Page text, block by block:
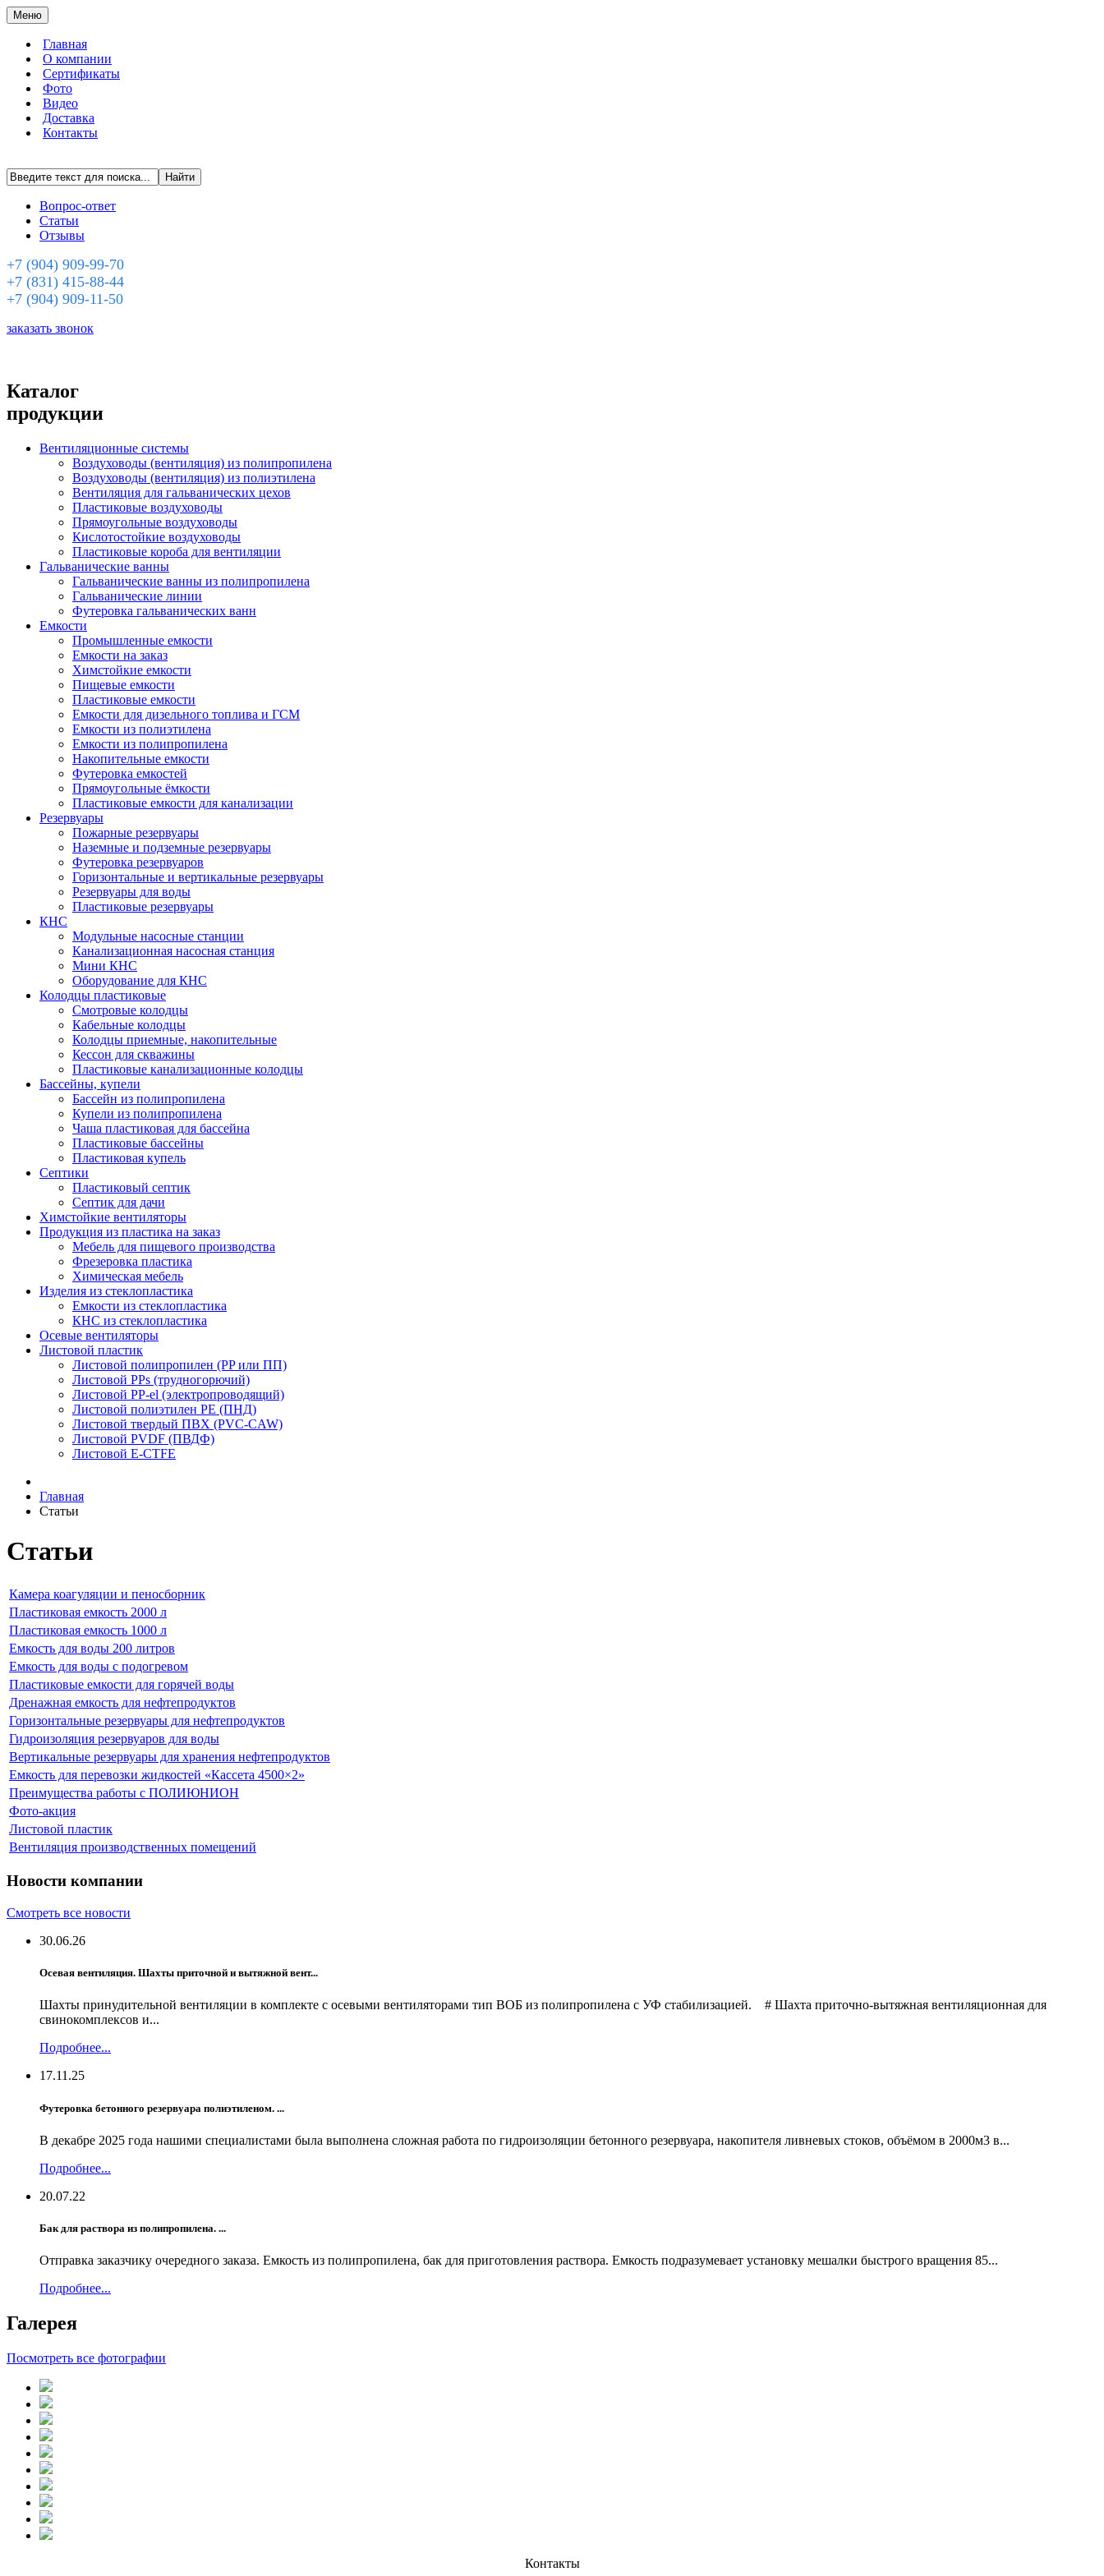
Меню
Главная
О компании
Сертификаты
Фото
Видео
Доставка
Контакты
Вопрос-ответ
Статьи
Отзывы
+7 (904) 909-99-70
+7 (831) 415-88-44
+7 (904) 909-11-50
заказать звонок
Каталог
продукции
Вентиляционные системы
Воздуховоды (вентиляция) из полипропилена
Воздуховоды (вентиляция) из полиэтилена
Вентиляция для гальванических цехов
Пластиковые воздуховоды
Прямоугольные воздуховоды
Кислотостойкие воздуховоды
Пластиковые короба для вентиляции
Гальванические ванны
Гальванические ванны из полипропилена
Гальванические линии
Футеровка гальванических ванн
Емкости
Промышленные емкости
Емкости на заказ
Химстойкие емкости
Пищевые емкости
Пластиковые емкости
Емкости для дизельного топлива и ГСМ
Емкости из полиэтилена
Емкости из полипропилена
Накопительные емкости
Футеровка емкостей
Прямоугольные ёмкости
Пластиковые емкости для канализации
Резервуары
Пожарные резервуары
Наземные и подземные резервуары
Футеровка резервуаров
Горизонтальные и вертикальные резервуары
Резервуары для воды
Пластиковые резервуары
КНС
Модульные насосные станции
Канализационная насосная станция
Мини КНС
Оборудование для КНС
Колодцы пластиковые
Смотровые колодцы
Кабельные колодцы
Колодцы приемные, накопительные
Кессон для скважины
Пластиковые канализационные колодцы
Бассейны, купели
Бассейн из полипропилена
Купели из полипропилена
Чаша пластиковая для бассейна
Пластиковые бассейны
Пластиковая купель
Септики
Пластиковый септик
Септик для дачи
Химстойкие вентиляторы
Продукция из пластика на заказ
Мебель для пищевого производства
Фрезеровка пластика
Химическая мебель
Изделия из стеклопластика
Емкости из стеклопластика
КНС из стеклопластика
Осевые вентиляторы
Листовой пластик
Листовой полипропилен (PP или ПП)
Листовой PPs (трудногорючий)
Листовой PP-el (электропроводящий)
Листовой полиэтилен PE (ПНД)
Листовой твердый ПВХ (PVC-CAW)
Листовой PVDF (ПВДФ)
Листовой E-CTFE
Главная
Статьи
Статьи
Камера коагуляции и пеносборник
Пластиковая емкость 2000 л
Пластиковая емкость 1000 л
Емкость для воды 200 литров
Емкость для воды с подогревом
Пластиковые емкости для горячей воды
Дренажная емкость для нефтепродуктов
Горизонтальные резервуары для нефтепродуктов
Гидроизоляция резервуаров для воды
Вертикальные резервуары для хранения нефтепродуктов
Емкость для перевозки жидкостей «Кассета 4500×2»
Преимущества работы с ПОЛИЮНИОН
Фото-акция
Листовой пластик
Вентиляция производственных помещений
Новости компании
Смотреть все новости
30.06.26
Осевая вентиляция. Шахты приточной и вытяжной вент...
Шахты принудительной вентиляции в комплекте с осевыми вентиляторами тип ВОБ из полипропилена с УФ стабилизацией. # Шахта приточно-вытяжная вентиляционная для
свинокомплексов и...
Подробнее...
17.11.25
Футеровка бетонного резервуара полиэтиленом. ...
В декабре 2025 года нашими специалистами была выполнена сложная работа по гидроизоляции бетонного резервуара, накопителя ливневых стоков, объёмом в 2000м3 в...
Подробнее...
20.07.22
Бак для раствора из полипропилена. ...
Отправка заказчику очередного заказа. Емкость из полипропилена, бак для приготовления раствора. Емкость подразумевает установку мешалки быстрого вращения 85...
Подробнее...
Галерея
Посмотреть все фотографии
Контакты